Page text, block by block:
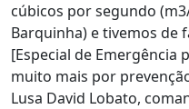
cúbicos por segundo
Barquinha) e tivemos de
[Especial de Emergência
muito mais por
Lusa David Lobato,